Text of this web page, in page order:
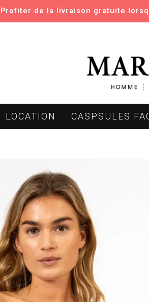
Profiter de la livraison gratuite
LOCATION CASPSULES